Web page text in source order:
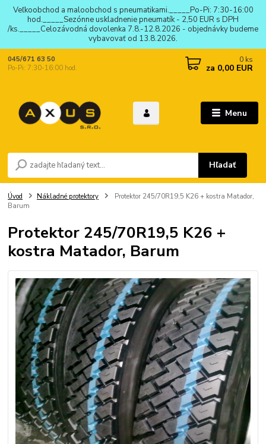
Veľkoobchod a maloobchod s pneumatikami._____Po-Pi: 7:30-16:00
hod._____Sezónne uskladnenie pneumatík - 2,50 EUR s DPH
/ks._____Celozávodná dovolenka 7.8.-12.8.2026 - objednávky budeme
vybavovať od 13.8.2026.
Menu
Hľadať
045/671 63 50
Po-Pi: 7:30-16:00 hod.
0 ks
za 0,00 EUR
Úvod Nákladné protektory
Protektor 245/70R19,5 K26 + kostra Matador,
Barum
Protektor 245/70R19,5 K26 +
kostra Matador, Barum